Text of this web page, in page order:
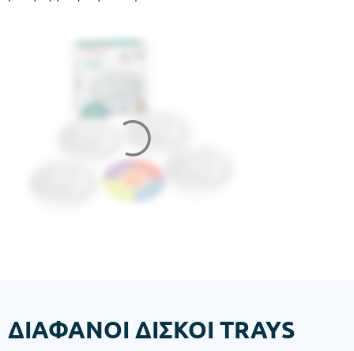
ΔΙΑΦΑΝΟΙ ΔΙΣΚΟΙ TRAYS